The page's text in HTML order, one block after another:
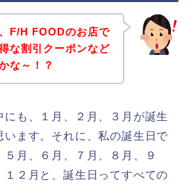
F/H FOODのお店で
な割引クーポンなど
な～！？
にも、１月、２月、３月が誕生
います。それに、私の誕生日で
月、６月、７月、８月、９
１２月と、誕生日ってすべての